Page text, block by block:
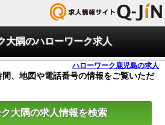
大隅のハローワーク求人
ハローワーク鹿児島の求人
、地図や電話番号の情報をご覧いただ
大隅の求人情報を検索